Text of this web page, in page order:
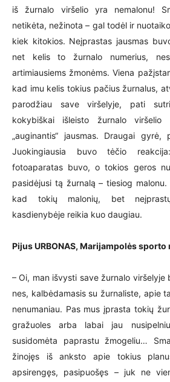
iš žurnalo viršelio yra nemalonu!
netikėta, nežinota – gal todėl ir
kiek kitokios. Neįprastas jausmas
net kelis to žurnalo numerius,
artimiausiems žmonėms. Viena
kad imu kelis tokius pačius žurnalus,
parodžiau save viršelyje, pati
kokybiškai išleisto žurnalo
„auginantis“ jausmas. Draugai
Juokingiausia buvo tėčio
fotoaparatas buvo, o tokios geros
pasidėjusi tą žurnalą – tiesiog
kad tokių malonių, bet
kasdienybėje reikia kuo daugiau.
Pijus URBONAS, Marijampolės
– Oi, man išvysti save žurnalo viršelyje
nes, kalbėdamasis su žurnaliste, apie
nenumaniau. Pas mus įprasta tokių
gražuoles arba labai jau
susidomėta paprastu žmogeliu…
žinojęs iš anksto apie tokius
apsirengęs, pasipuošęs – juk ne